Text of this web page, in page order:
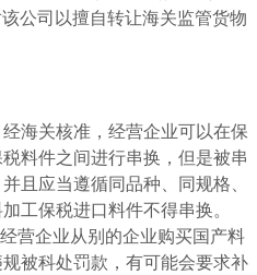
公司以擅自转让海关监管货物
海关核准，经营企业可以在保
料件之间进行串换，但是被串
且应当遵循同品种、同规格、
工保税进口料件不得串换。
营企业从别的企业购买国产料
被科处罚款，有可能会要求补